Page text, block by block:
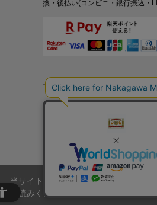
換・後払い(コンビニ・銀行振込・
プライバシ
当サイトでは、当サイト内における閲
お読みください。